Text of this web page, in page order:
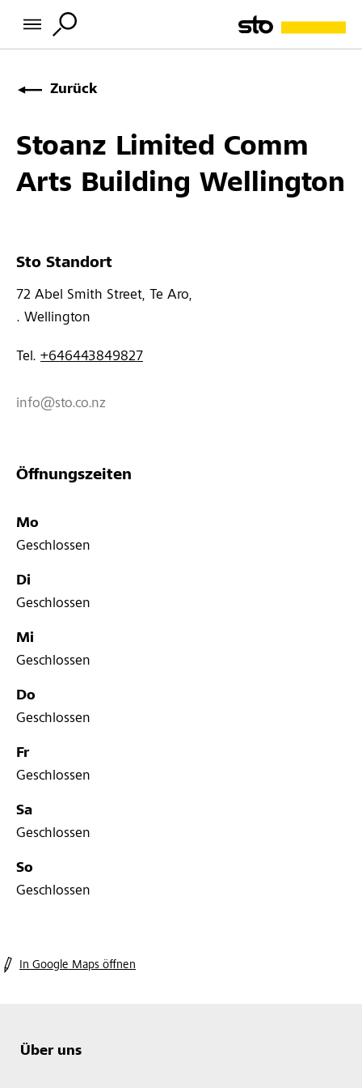
Zurück
Stoanz Limited Comm
Arts Building Wellington
Sto Standort
72 Abel Smith Street, Te Aro,
. Wellington
Tel. +646443849827
info@sto.co.nz
Öffnungszeiten
Mo
Geschlossen
Di
Geschlossen
Mi
Geschlossen
Do
Geschlossen
Fr
Geschlossen
Sa
Geschlossen
So
Geschlossen
In Google Maps öffnen
Über uns